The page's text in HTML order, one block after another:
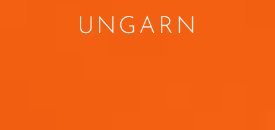
UNGARN